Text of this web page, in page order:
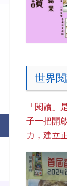
世界
「閱讀
子一把開
力，建立